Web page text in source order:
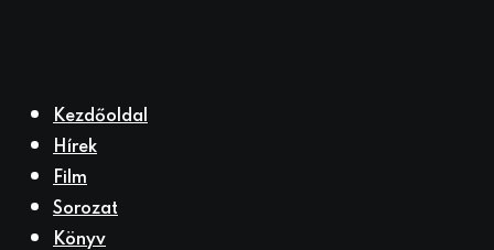
Kezdőoldal
Hírek
Film
Sorozat
Könyv